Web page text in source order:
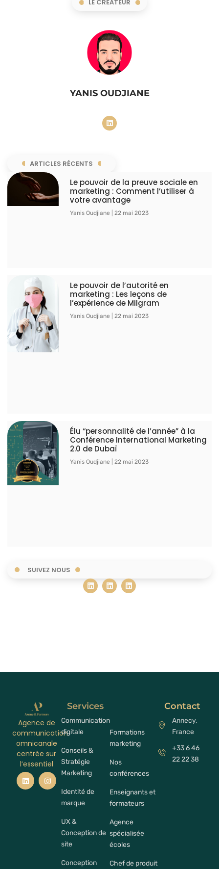
LE CRÉATEUR
YANIS OUDJIANE
ARTICLES RÉCENTS
Le pouvoir de la preuve sociale en
marketing : Comment l’utiliser à
votre avantage
Yanis Oudjiane 22 mai 2023
Le pouvoir de l’autorité en
marketing : Les leçons de
l’expérience de Milgram
Yanis Oudjiane 22 mai 2023
Élu “personnalité de l’année” à la
Conférence International Marketing
2.0 de Dubaï
Yanis Oudjiane 22 mai 2023
SUIVEZ NOUS
Agence de
communication
omnicanale
centrée sur
l’essentiel
Services
Communication
digitale
Conseils &
Stratégie
Marketing
Identité de
marque
UX &
Conception de
site
Conception
Formations
marketing
Nos
conférences
Enseignants et
formateurs
Agence
spécialisée
écoles
Chef de produit
Contact
Annecy,
France
+33 6 46
22 22 38